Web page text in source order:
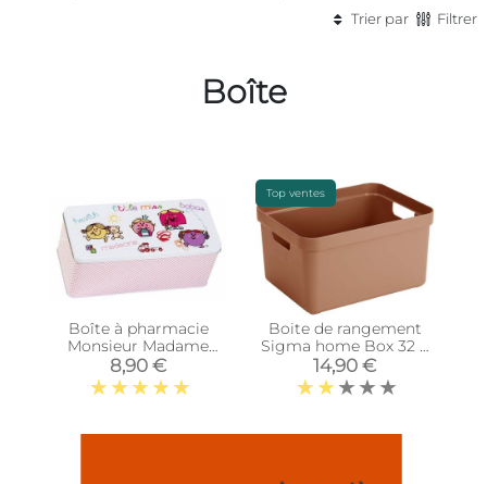
Trier par
Filtrer
Boîte
Boîte à pharmacie
Monsieur Madame
(Little Miss)
8,90 €
Top ventes
Boite de rangement
Sigma home Box 32 L
(Terracotta)
14,90 €